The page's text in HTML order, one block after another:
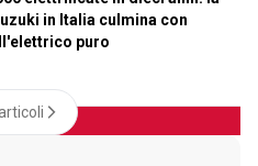
in Italia culmina con
puro